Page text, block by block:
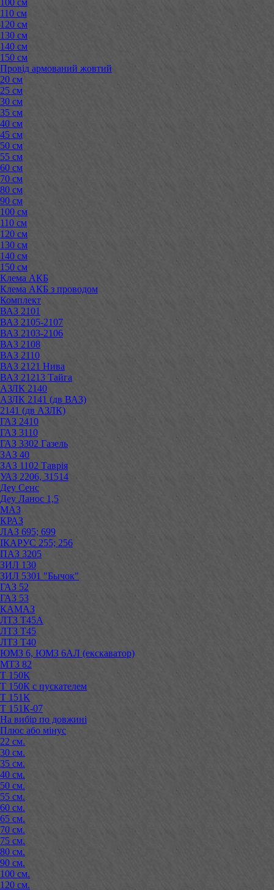
110 см
120 см
130 см
140 см
150 см
Провід армований жовтий
20 см
25 см
30 см
35 см
40 см
45 см
50 см
55 см
60 см
70 см
80 см
90 см
100 см
110 см
120 см
130 см
140 см
150 см
Клема АКБ
Клема АКБ з проводом
Комплект
ВАЗ 2101
ВАЗ 2105-2107
ВАЗ 2103-2106
ВАЗ 2108
ВАЗ 2110
ВАЗ 2121 Нива
ВАЗ 21213 Тайга
АЗЛК 2140
АЗЛК 2141 (дв ВАЗ)
2141 (дв АЗЛК)
ГАЗ 2410
ГАЗ 3110
ГАЗ 3302 Газель
ЗАЗ 40
ЗАЗ 1102 Таврія
УАЗ 2206, 31514
Деу Сенс
Деу Ланос 1,5
МАЗ
КРАЗ
ЛАЗ 695; 699
ІКАРУС 255; 256
ПАЗ 3205
ЗИЛ 130
ЗИЛ 5301 "Бычок"
ГАЗ 52
ГАЗ 53
КАМАЗ
ЛТЗ Т45А
ЛТЗ Т45
ЛТЗ Т40
ЮМЗ 6, ЮМЗ 6АЛ (екскаватор)
МТЗ 82
Т 150К
Т 150К с пускателем
Т 151К
Т 151К-07
На вибір по довжині
Плюс або мінус
22 см.
30 см.
35 см.
40 см.
50 см.
55 см.
60 см.
65 см.
70 см.
75 см.
80 см.
90 см.
100 см.
120 см.